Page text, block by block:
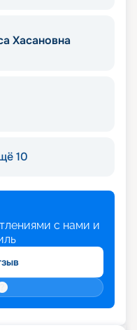
Хасановна
10
с нами и